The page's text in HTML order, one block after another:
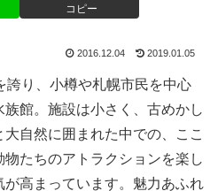
コピー
2016.12.04 2019.01.05
誇り、小樽や札幌市民を中心
館。施設は小さく、古めかし
自然に囲まれた中での、ここ
たちのアトラクションを楽し
高まっています。魅力あふれ